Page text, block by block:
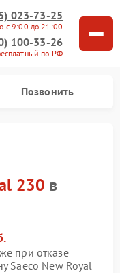
023-73-25
с 9:00 до 21:00
100-33-26
по РФ
Позвонить
230 в
при отказе
Saeco New Royal